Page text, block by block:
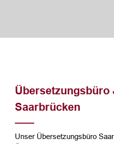
Übersetzungsbüro
Saarbrücken
Unser Übersetzungsbüro